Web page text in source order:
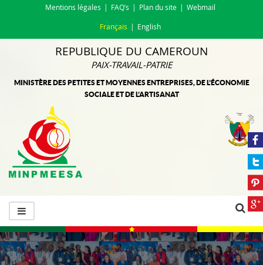
Mentions légales FAQ’s Plan du site Webmail
Français English
REPUBLIQUE DU CAMEROUN
PAIX-TRAVAIL-PATRIE
MINISTÈRE DES PETITES ET MOYENNES ENTREPRISES, DE L’ÉCONOMIE
SOCIALE ET DE L’ARTISANAT